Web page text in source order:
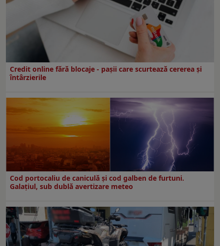
Credit online fără blocaje - pașii care scurtează cererea și
întârzierile
Cod portocaliu de caniculă și cod galben de furtuni.
Galațiul, sub dublă avertizare meteo